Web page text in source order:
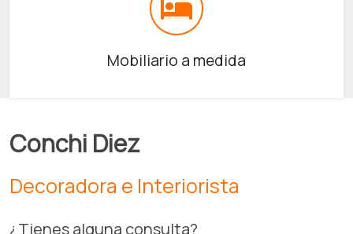
Mobiliario a medida
Conchi Diez
Decoradora e Interiorista
¿Tienes alguna consulta?